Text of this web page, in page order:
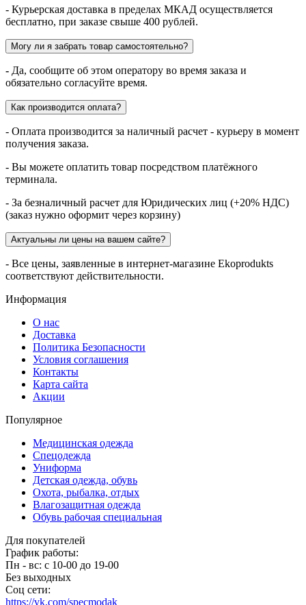
- Курьерская доставка в пределах МКАД осуществляется
бесплатно, при заказе свыше 400 рублей.
Могу ли я забрать товар самостоятельно?
- Да, сообщите об этом оператору во время заказа и
обязательно согласуйте время.
Как производится оплата?
- Оплата производится за наличный расчет - курьеру в момент
получения заказа.
- Вы можете оплатить товар посредством платёжного
терминала.
- За безналичный расчет для Юридических лиц (+20% НДС)
(заказ нужно оформит через корзину)
Актуальны ли цены на вашем сайте?
- Все цены, заявленные в интернет-магазине Ekoprodukts
соответствуют действительности.
Информация
О нас
Доставка
Политика Безопасности
Условия соглашения
Контакты
Карта сайта
Акции
Популярное
Медицинская одежда
Спецодежда
Униформа
Детская одежда, обувь
Охота, рыбалка, отдых
Влагозащитная одежда
Обувь рабочая специальная
Для покупателей
График работы:
Пн - вс: с 10-00 до 19-00
Без выходных
Соц сети:
https://vk.com/specmodak